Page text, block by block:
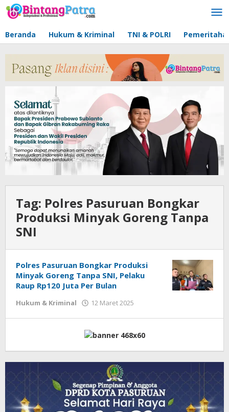
Lewati
ke
Beranda Hukum & Kriminal TNI & POLRI
Tag: Polres Pasuruan Bongkar
Produksi Minyak Goreng Tanpa
SNI
Polres Pasuruan Bongkar Produksi
Minyak Goreng Tanpa SNI, Pelaku
Raup Rp120 Juta Per Bulan
Hukum & Kriminal 12 Maret 2025